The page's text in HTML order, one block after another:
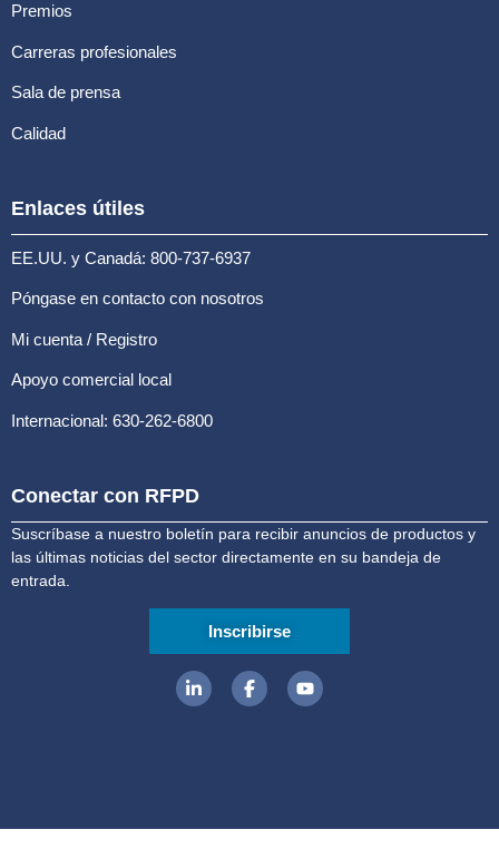
Premios
Carreras profesionales
Sala de prensa
Calidad
Enlaces útiles
EE.UU. y Canadá: 800-737-6937
Póngase en contacto con nosotros
Mi cuenta / Registro
Apoyo comercial local
Internacional: 630-262-6800
Conectar con RFPD
Suscríbase a nuestro boletín para recibir anuncios de productos y
las últimas noticias del sector directamente en su bandeja de
entrada.
Inscribirse